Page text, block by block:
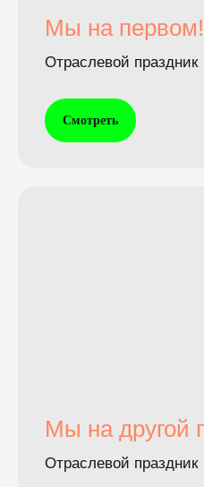
Мы на первом!
Отраслевой праздник
Смотреть
Мы на другой
Отраслевой праздник